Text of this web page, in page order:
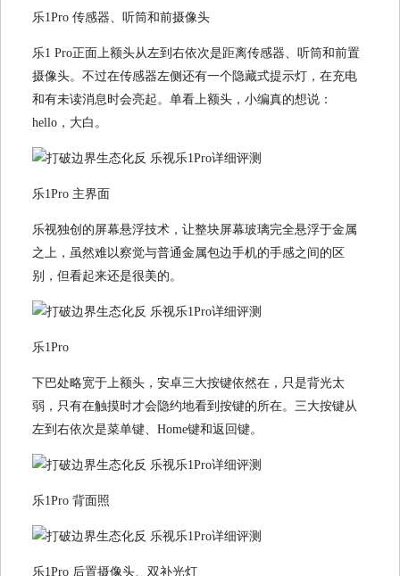
乐1Pro 传感器、听筒和前摄像头
乐1 Pro正面上额头从左到右依次是距离传感器、听筒和前置
摄像头。不过在传感器左侧还有一个隐藏式提示灯，在充电
和有未读消息时会亮起。单看上额头，小编真的想说：
hello，大白。
乐1Pro 主界面
乐视独创的屏幕悬浮技术，让整块屏幕玻璃完全悬浮于金属
之上，虽然难以察觉与普通金属包边手机的手感之间的区
别，但看起来还是很美的。
乐1Pro
下巴处略宽于上额头，安卓三大按键依然在，只是背光太
弱，只有在触摸时才会隐约地看到按键的所在。三大按键从
左到右依次是菜单键、Home键和返回键。
乐1Pro 背面照
乐1Pro 后置摄像头、双补光灯